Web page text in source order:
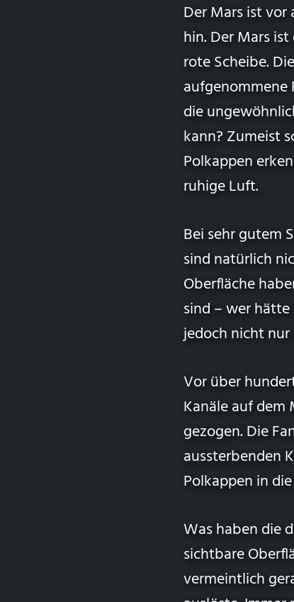
Der Mars ist
hin. Der Mars
rote Scheibe.
aufgenommene
die
kann? Zumeist
Polkappen
ruhige Luft.
Bei sehr gutem
sind natürlich
Oberfläche
sind – wer hätte
jedoch nicht nur
Vor über
Kanäle auf dem
gezogen. Die
aussterbenden
Polkappen in
Was haben die
sichtbare
vermeintlich